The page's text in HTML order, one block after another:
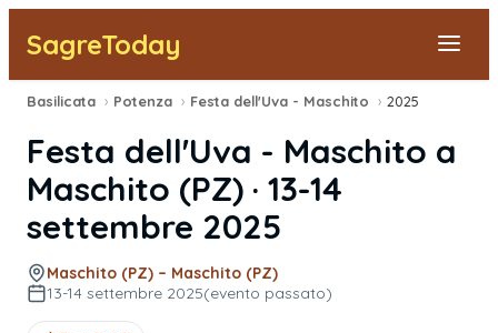
SagreToday
Segnala una sagra
Tutte le Sagre
Vicino a Me
Basilicata › Potenza › Festa dell'Uva - Maschito › 2025
Festa dell'Uva - Maschito a
Maschito (PZ) · 13-14
settembre 2025
Maschito (PZ) – Maschito (PZ)
13-14 settembre 2025(evento passato)